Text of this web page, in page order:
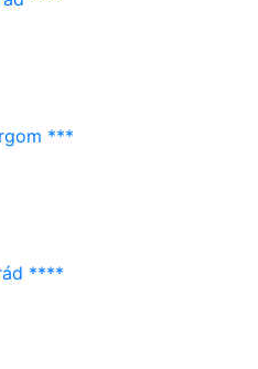
***
****